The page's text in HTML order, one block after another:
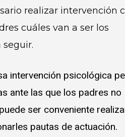
realizar intervención
cuáles van a ser los
intervención psicológica
ante las que los padres no
ser conveniente
pautas de actuación.